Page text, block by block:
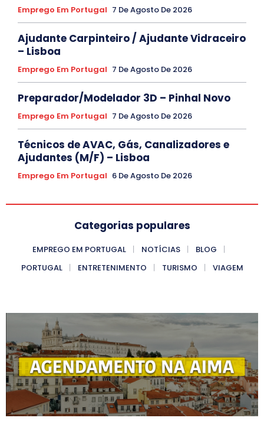
Emprego Em Portugal 7 De Agosto De 2026
Ajudante Carpinteiro / Ajudante Vidraceiro
– Lisboa
Emprego Em Portugal 7 De Agosto De 2026
Preparador/Modelador 3D – Pinhal Novo
Emprego Em Portugal 7 De Agosto De 2026
Técnicos de AVAC, Gás, Canalizadores e
Ajudantes (M/F) – Lisboa
Emprego Em Portugal 6 De Agosto De 2026
Categorias populares
EMPREGO EM PORTUGAL NOTÍCIAS
BLOG
PORTUGAL
ENTRETENIMENTO TURISMO VIAGEM